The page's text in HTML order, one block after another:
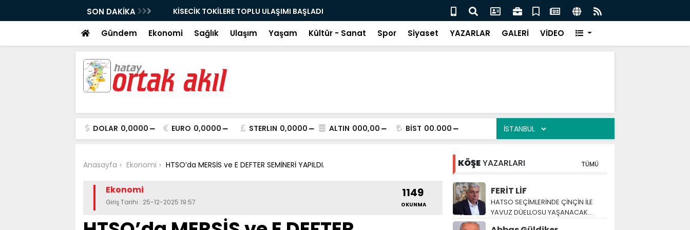
SON DAKİKA
YAVUZ İŞYERİ ZİYARETLERİNDE KİSECİK TOKİLERE TOPLU ULAŞIMI BAŞLADI HMKÜ’den Açıklama: TÜBİTAK 1001 Proje Sayısı 60’a Yükseldi
Gündem Ekonomi Sağlık Ulaşım Yaşam Kültür - Sanat Spor Siyaset YAZARLAR GALERİ VİDEO
DOLAR 0,0000 EURO 0,0000 STERLIN 0,0000 ALTIN 000,00 BİST 00.000
Anasayfa Ekonomi HTSO’da MERSİS ve E DEFTER SEMİNERİ YAPILDI.
Ekonomi
Giriş Tarihi : 25-12-2025 19:57
1149
OKUNMA
KÖŞEYAZARLARI TÜMÜ
FERİT LİF
HATSO SEÇİMLERİNDE ÇİNÇİN İLE
YAVUZ DÜELLOSU YAŞANACAK…